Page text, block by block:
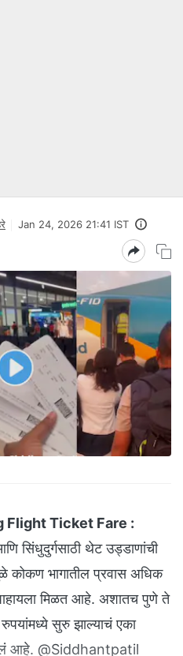
Jan 24, 2026 21:41 IST
Flight Ticket Fare :
सिंधुदुर्गसाठी थेट उड्डाणांची
कोकण भागातील प्रवास अधिक
मिळत आहे. अशातच पुणे ते
सुरु झाल्याचं एका
आलं आहे. @Siddhantpatil